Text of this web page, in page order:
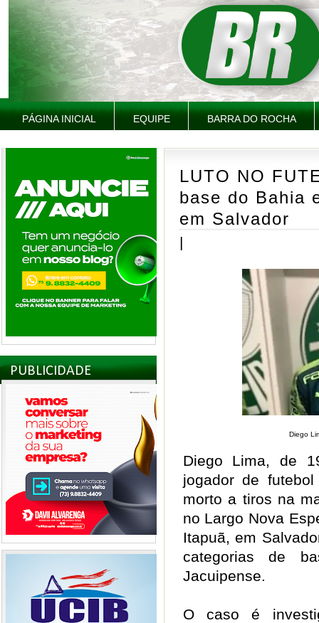
PÁGINA INICIAL EQUIPE BARRA DO ROCHA
PUBLICIDADE
LUTO NO
base do Bahia
em Salvador
|
Diego
Diego Lima, de
jogador de
morto a tiros na
no Largo Nova
Itapuã, em
categorias de
Jacuipense.
O caso é